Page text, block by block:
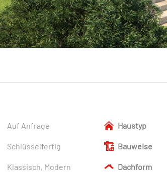
Auf Anfrage
Schlüsselfertig
Klassisch, Modern
Haustyp
Bauweise
Dachform